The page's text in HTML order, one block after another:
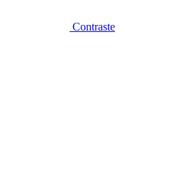
Contraste